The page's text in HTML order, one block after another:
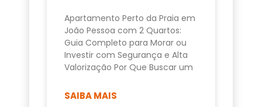
Apartamento Perto da Praia em
João Pessoa com 2 Quartos:
Guia Completo para Morar ou
Investir com Segurança e Alta
Valorização Por Que Buscar um
SAIBA MAIS